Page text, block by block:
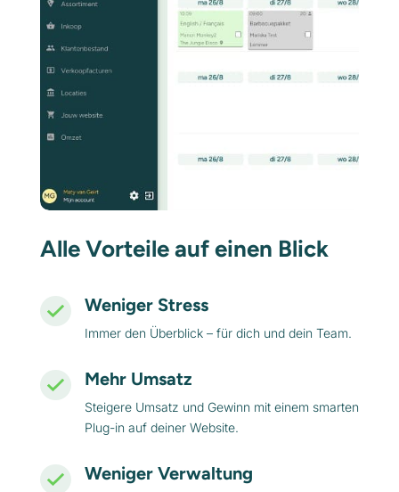
Alle Vorteile auf einen Blick
Weniger Stress
Immer den Überblick – für dich und dein Team.
Mehr Umsatz
Steigere Umsatz und Gewinn mit einem smarten
Plug-in auf deiner Website.
Weniger Verwaltung